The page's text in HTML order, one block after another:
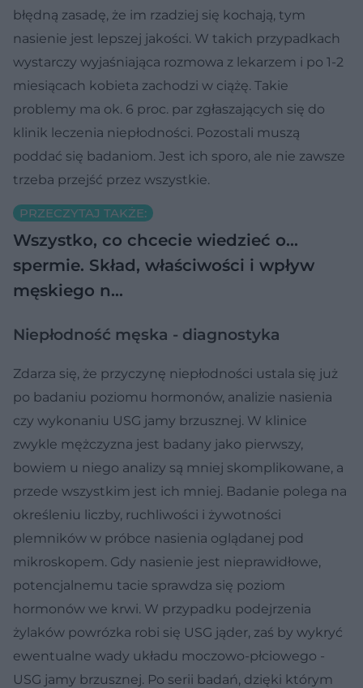
błędną zasadę, że im rzadziej się kochają, tym
nasienie jest lepszej jakości. W takich przypadkach
wystarczy wyjaśniająca rozmowa z lekarzem i po 1-2
miesiącach kobieta zachodzi w ciążę. Takie
problemy ma ok. 6 proc. par zgłaszających się do
klinik leczenia niepłodności. Pozostali muszą
poddać się badaniom. Jest ich sporo, ale nie zawsze
trzeba przejść przez wszystkie.
PRZECZYTAJ TAKŻE:
Wszystko, co chcecie wiedzieć o…
spermie. Skład, właściwości i wpływ
męskiego n…
Niepłodność męska - diagnostyka
Zdarza się, że przyczynę niepłodności ustala się już
po badaniu poziomu hormonów, analizie nasienia
czy wykonaniu USG jamy brzusznej. W klinice
zwykle mężczyzna jest badany jako pierwszy,
bowiem u niego analizy są mniej skomplikowane, a
przede wszystkim jest ich mniej. Badanie polega na
określeniu liczby, ruchliwości i żywotności
plemników w próbce nasienia oglądanej pod
mikroskopem. Gdy nasienie jest nieprawidłowe,
potencjalnemu tacie sprawdza się poziom
hormonów we krwi. W przypadku podejrzenia
żylaków powrózka robi się USG jąder, zaś by wykryć
ewentualne wady układu moczowo-płciowego -
USG jamy brzusznej. Po serii badań, dzięki którym